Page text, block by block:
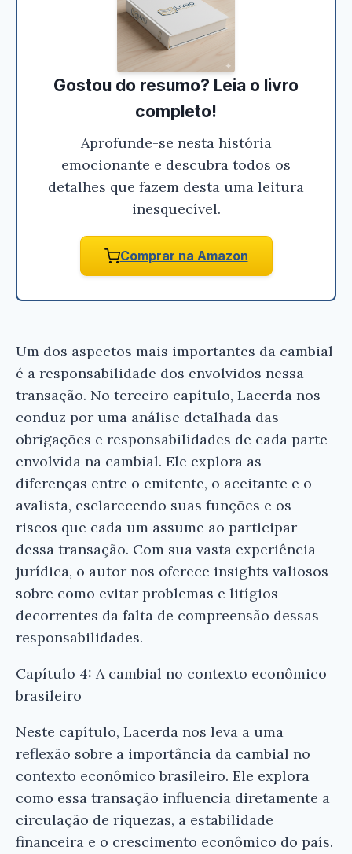
Gostou do resumo? Leia o livro
completo!
Aprofunde-se nesta história
emocionante e descubra todos os
detalhes que fazem desta uma leitura
inesquecível.
Comprar na Amazon
Um dos aspectos mais importantes da cambial
é a responsabilidade dos envolvidos nessa
transação. No terceiro capítulo, Lacerda nos
conduz por uma análise detalhada das
obrigações e responsabilidades de cada parte
envolvida na cambial. Ele explora as
diferenças entre o emitente, o aceitante e o
avalista, esclarecendo suas funções e os
riscos que cada um assume ao participar
dessa transação. Com sua vasta experiência
jurídica, o autor nos oferece insights valiosos
sobre como evitar problemas e litígios
decorrentes da falta de compreensão dessas
responsabilidades.
Capítulo 4: A cambial no contexto econômico
brasileiro
Neste capítulo, Lacerda nos leva a uma
reflexão sobre a importância da cambial no
contexto econômico brasileiro. Ele explora
como essa transação influencia diretamente a
circulação de riquezas, a estabilidade
financeira e o crescimento econômico do país.